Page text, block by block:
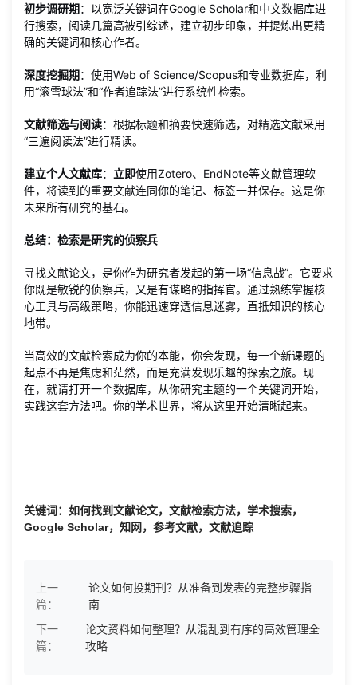
初步调研期：以宽泛关键词在Google Scholar和中文数据库进
行搜索，阅读几篇高被引综述，建立初步印象，并提炼出更精
确的关键词和核心作者。
深度挖掘期：使用Web of Science/Scopus和专业数据库，利
用“滚雪球法”和“作者追踪法”进行系统性检索。
文献筛选与阅读：根据标题和摘要快速筛选，对精选文献采用
“三遍阅读法”进行精读。
建立个人文献库： 立即使用Zotero、EndNote等文献管理软
件，将读到的重要文献连同你的笔记、标签一并保存。这是你
未来所有研究的基石。
总结：检索是研究的侦察兵
寻找文献论文，是你作为研究者发起的第一场“信息战”。它要求
你既是敏锐的侦察兵，又是有谋略的指挥官。通过熟练掌握核
心工具与高级策略，你能迅速穿透信息迷雾，直抵知识的核心
地带。
当高效的文献检索成为你的本能，你会发现，每一个新课题的
起点不再是焦虑和茫然，而是充满发现乐趣的探索之旅。现
在，就请打开一个数据库，从你研究主题的一个关键词开始，
实践这套方法吧。你的学术世界，将从这里开始清晰起来。
关键词：如何找到文献论文，文献检索方法，学术搜索，
Google Scholar，知网，参考文献，文献追踪
上一
篇：
论文如何投期刊？从准备到发表的完整步骤指
南
下一
篇：
论文资料如何整理？从混乱到有序的高效管理全
攻略